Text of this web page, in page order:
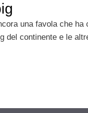
una favola che
del continente e le